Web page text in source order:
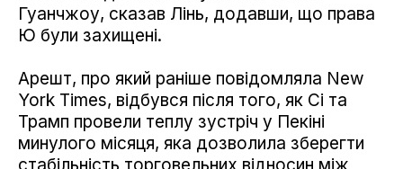
Гуанчжоу, сказав Лінь, додавши, що права
Ю були захищені.
Арешт, про який раніше повідомляла New
York Times, відбувся після того, як Сі та
Трамп провели теплу зустріч у Пекіні
минулого місяця, яка дозволила зберегти